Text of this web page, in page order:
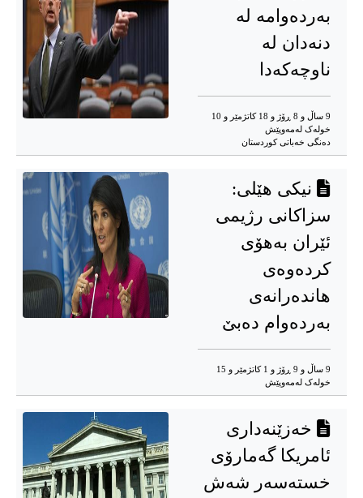
بەردەوامە لە
دنەدان لە
ناوچەکەدا
9 ساڵ و 8 ڕۆژ و 18 کاتژمێر و 10
خوله‌ک له‌مه‌وپێش‌
دەنگی خەباتی کوردستان
نیکی هێلی:
سزاکانی رژیمی
ئێران بەهۆی
کردەوەی
هاندەرانەی
بەردەوام دەبێ
9 ساڵ و 9 ڕۆژ و 1 کاتژمێر و 15
خوله‌ک له‌مه‌وپێش‌
خەزێنەداری
ئامریکا گەمارۆی
خستەسەر شەش